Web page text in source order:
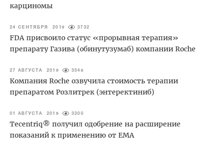
карциномы
24 СЕНТЯБРЯ 2019 3732
FDA присвоило статус «прорывная терапия»
препарату Газива (обинутузумаб) компании Roche
27 АВГУСТА 2019 3548
Компания Roche озвучила стоимость терапии
препаратом Розлитрек (энтеректиниб)
01 АВГУСТА 2019 3300
Tecentriq® получил одобрение на расширение
показаний к применению от EMA